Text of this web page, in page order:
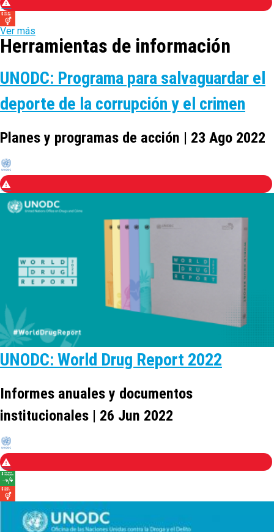
Ver más
Herramientas de información
UNODC: Programa para salvaguardar el
deporte de la corrupción y el crimen
Planes y programas de acción | 23 Ago 2022
UNODC: World Drug Report 2022
Informes anuales y documentos
institucionales | 26 Jun 2022